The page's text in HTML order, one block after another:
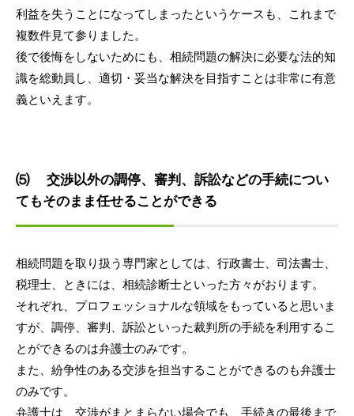
利益を失うことになってしまったというケースも、これまで
複数件見て参りました。
後で後悔をしないためにも、相続問題の解決に必要な法的知
識を総動員し、適切・妥当な解決を目指すことは非常に有意
義といえます。
⑸ 交渉以外の調停、審判、訴訟などの手続につい
てもそのまま任せることができる
相続問題を取り扱う専門家としては、行政書士、司法書士、
税理士、ときには、相続診断士といった方々がおります。
それぞれ、プロフェッショナルな領域をもっていると思いま
すが、調停、審判、訴訟といった裁判所の手続を利用するこ
とができるのは弁護士のみです。
また、紛争性のある交渉を担当することができるのも弁護士
のみです。
弁護士は、交渉がまとまらない場合でも、手続きの最後まで